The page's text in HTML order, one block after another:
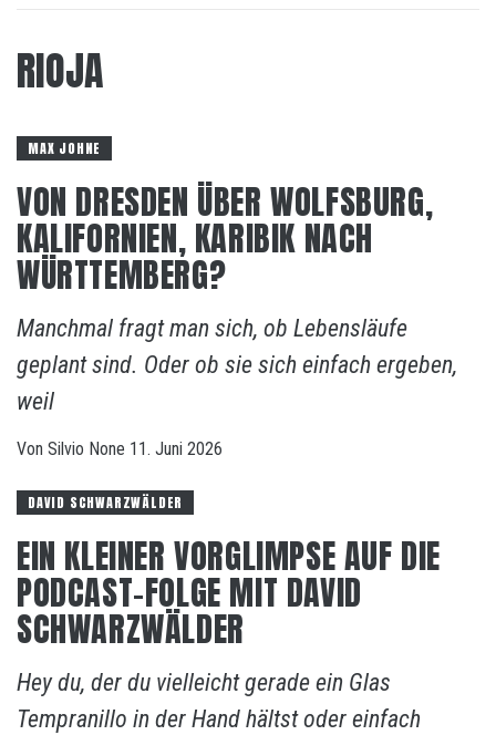
RIOJA
MAX JOHNE
VON DRESDEN ÜBER WOLFSBURG,
KALIFORNIEN, KARIBIK NACH
WÜRTTEMBERG?
Manchmal fragt man sich, ob Lebensläufe
geplant sind. Oder ob sie sich einfach ergeben,
weil
Von Silvio None 11. Juni 2026
DAVID SCHWARZWÄLDER
EIN KLEINER VORGLIMPSE AUF DIE
PODCAST-FOLGE MIT DAVID
SCHWARZWÄLDER
Hey du, der du vielleicht gerade ein Glas
Tempranillo in der Hand hältst oder einfach